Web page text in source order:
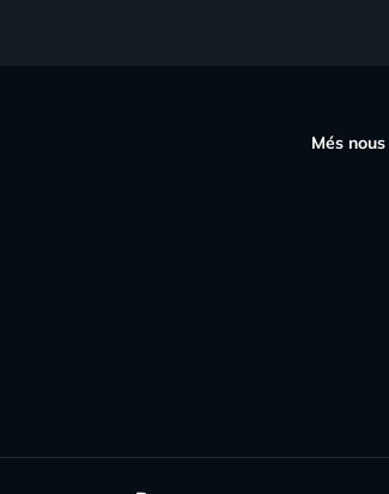
Més nous